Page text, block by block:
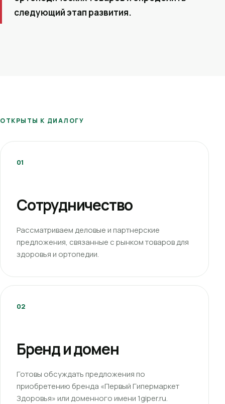
следующий этап развития.
ОТКРЫТЫ К ДИАЛОГУ
01
Сотрудничество
Рассматриваем деловые и партнерские
предложения, связанные с рынком товаров для
здоровья и ортопедии.
02
Бренд и домен
Готовы обсуждать предложения по
приобретению бренда «Первый Гипермаркет
Здоровья» или доменного имени 1giper.ru.